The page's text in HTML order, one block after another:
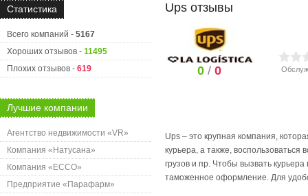
Статистика
Всего компаний - 5167
Хороших отзывов - 11495
Плохих отзывов - 619
Лучшие компании
Агентство недвижимости «VR»
Компания «Натусана»
Компания «ECCO»
Предприятие «Парафарм»
Ups отзывы
0 /0
Ups – это крупная компания,
курьера, а также,
грузов и пр. Чтобы вызвать
таможенное оформление. Для